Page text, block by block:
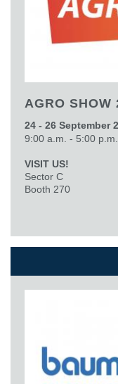
AGRO SHOW
24 - 26 September
9:00 a.m. - 5:00 p.m.
VISIT US!
Sector C
Booth 270